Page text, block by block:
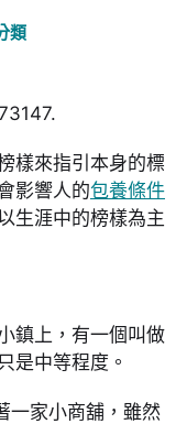
類
樣來指引本身的標
影響人的包養條件
生涯中的榜樣為主
鎮上，有一個叫做
是中等程度。
一家小商舖，雖然